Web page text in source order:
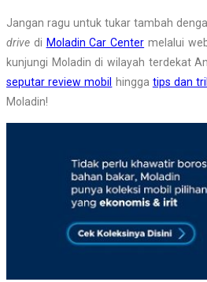
Jangan ragu untuk tukar tambah
drive di Moladin Car Center melalui
kunjungi Moladin di wilayah terdekat
seputar review mobil
hingga tips dan
Moladin!